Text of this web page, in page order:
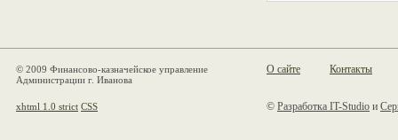
© 2009 Финансово-казначейское управление
Администрации г. Иванова
О сайте Контакты
© Разработка IT-Studio и
xhtml 1.0 strict CSS